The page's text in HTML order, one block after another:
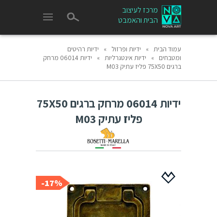
מרכז לעיצוב
הבית והאמבט
עמוד הבית » ידיות ופרזול »
ידיות רהיטים
ומטבחים
» ידיות אינטגרליות »
ידיות 06014 מרחק
ברגים 75X50 פליז עתיק M03
ידיות 06014 מרחק ברגים 75X50
פליז עתיק M03
17%-